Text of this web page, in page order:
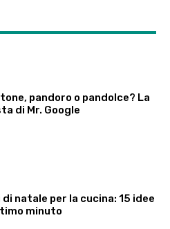
pandoro o pandolce? La
di Mr. Google
di natale per la cucina: 15 idee
minuto